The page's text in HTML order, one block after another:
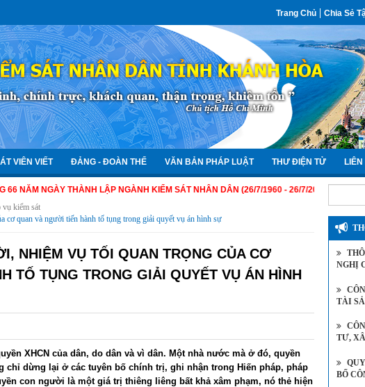
Chia Sẻ
Trang Chủ
VIÊN VIẾT ĐẢNG - ĐOÀN THỂ VĂN BẢN PHÁP LUẬT THƯ ĐIỆN TỬ LIÊN
NGÀY THÀNH LẬP NGÀNH KIỂM SÁT NHÂN DÂN (26/7/1960 - 26/7/2026)
vụ kiểm sát
cơ quan và người tiến hành tố tụng trong giải quyết vụ án hình sự
NHIỆM VỤ TỐI QUAN TRỌNG CỦA CƠ
TỐ TỤNG TRONG GIẢI QUYẾT VỤ ÁN HÌNH
XHCN của dân, do dân và vì dân. Một nhà nước mà ở đó, quyền
chỉ dừng lại ở các tuyên bố chính trị, ghi nhận trong Hiến pháp, pháp
con người là một giá trị thiêng liêng bất khả xâm phạm, nó thẻ hiện
NGHỊ
TÀI
TƯ,
BỐ